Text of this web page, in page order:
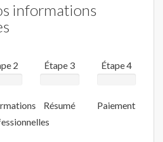
informations
2 Étape 3
Résumé
Étape 4
Paiement